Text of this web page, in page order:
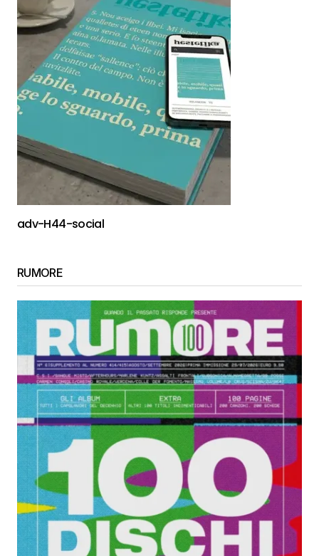
adv-H44-social
RUMORE